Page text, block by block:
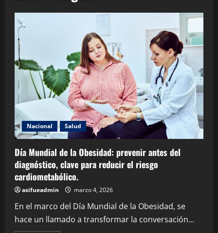
Nacional Salud
Día Mundial de la Obesidad: prevenir antes del
diagnóstico, clave para reducir el riesgo
cardiometabólico.
asifueadmin marzo 4, 2026
En el marco del Día Mundial de la Obesidad, se
hace un llamado a transformar la conversación...